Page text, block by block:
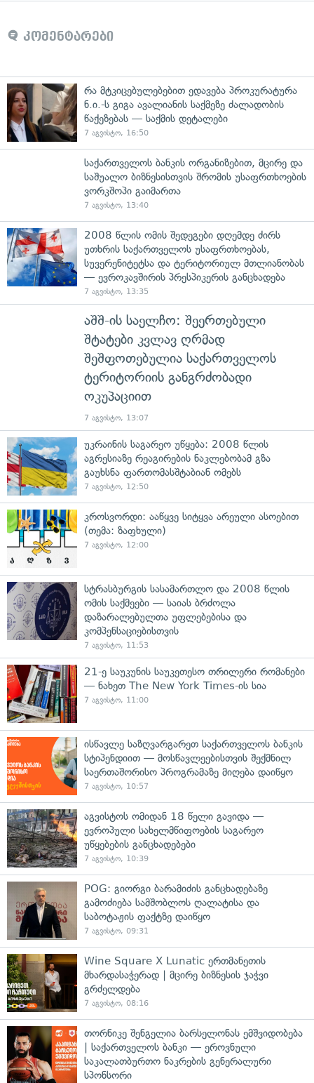
კომენტარები
რა მტკიცებულებებით ედავება პროკურატურა
ნ.ი.-ს გიგა ავალიანის საქმეზე ძალადობის
წაქეზებას — საქმის დეტალები
7 აგვისტო, 16:50
საქართველოს ბანკის ორგანიზებით, მცირე და
საშუალო ბიზნესისთვის შრომის უსაფრთხოების
ვორკშოპი გაიმართა
7 აგვისტო, 13:40
2008 წლის ომის შედეგები დღემდე ძირს
უთხრის საქართველოს უსაფრთხოებას,
სუვერენიტეტსა და ტერიტორიულ მთლიანობას
— ევროკავშირის პრესპიკერის განცხადება
7 აგვისტო, 13:35
აშშ-ის საელჩო: შეერთებული
შტატები კვლავ ღრმად
შეშფოთებულია საქართველოს
ტერიტორიის განგრძობადი
ოკუპაციით
7 აგვისტო, 13:07
უკრაინის საგარეო უწყება: 2008 წლის
აგრესიაზე რეაგირების ნაკლებობამ გზა
გაუხსნა ფართომასშტაბიან ომებს
7 აგვისტო, 12:50
კროსვორდი: ააწყვე სიტყვა არეული ასოებით
(თემა: ზაფხული)
7 აგვისტო, 12:00
სტრასბურგის სასამართლო და 2008 წლის
ომის საქმეები — საიას ბრძოლა
დაზარალებულთა უფლებებისა და
კომპენსაციებისთვის
7 აგვისტო, 11:53
21-ე საუკუნის საუკეთესო თრილერი რომანები
— ნახეთ The New York Times-ის სია
7 აგვისტო, 11:00
ისწავლე საზღვარგარეთ საქართველოს ბანკის
სტიპენდიით — მოსწავლეებისთვის შექმნილ
საერთაშორისო პროგრამაზე მიღება დაიწყო
7 აგვისტო, 10:57
აგვისტოს ომიდან 18 წელი გავიდა —
ევროპული სახელმწიფოების საგარეო
უწყებების განცხადებები
7 აგვისტო, 10:39
POG: გიორგი ბარამიძის განცხადებაზე
გამოძიება სამშობლოს ღალატისა და
საბოტაჟის ფაქტზე დაიწყო
7 აგვისტო, 09:31
Wine Square X Lunatic ერთმანეთის
მხარდასაჭერად | მცირე ბიზნესის ჯაჭვი
გრძელდება
7 აგვისტო, 08:16
თორნიკე შენგელია ბარსელონას ემშვიდობება
| საქართველოს ბანკი — ეროვნული
საკალათბურთო ნაკრების გენერალური
სპონსორი